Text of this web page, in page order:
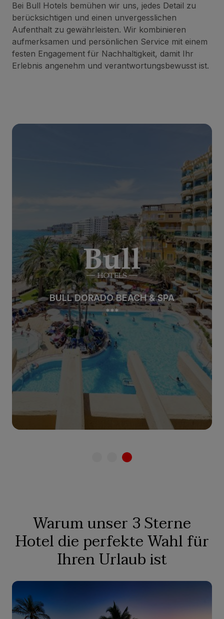
Bei Bull Hotels bemühen wir uns, jedes Detail zu
berücksichtigen und einen unvergesslichen
Aufenthalt zu gewährleisten. Wir kombinieren
aufmerksamen und persönlichen Service mit einem
festen Engagement für Nachhaltigkeit, damit Ihr
Erlebnis angenehm und verantwortungsbewusst ist.
BULL DORADO BEACH & SPA
***
BULL DORADO BEACH & SPA
***
Zum Hotel
Warum unser 3 Sterne
Hotel die perfekte Wahl für
Ihren Urlaub ist